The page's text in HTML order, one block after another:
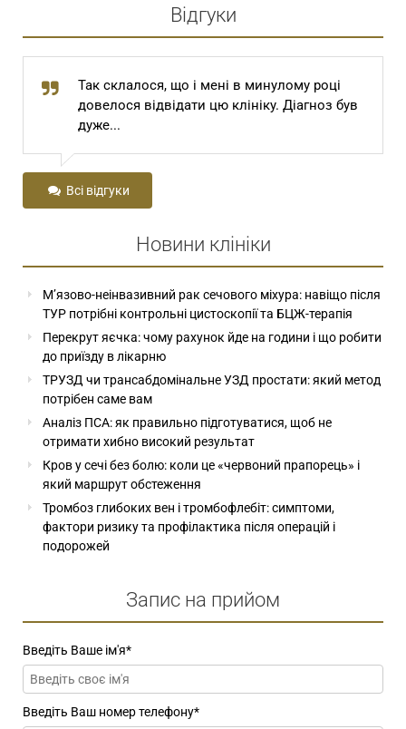
Відгуки
Так склалося, що і мені в минулому році
довелося відвідати цю клініку. Діагноз був
дуже...
Всі відгуки
Новини клініки
М’язово-неінвазивний рак сечового міхура: навіщо після
ТУР потрібні контрольні цистоскопії та БЦЖ-терапія
Перекрут яєчка: чому рахунок йде на години і що робити
до приїзду в лікарню
ТРУЗД чи трансабдомінальне УЗД простати: який метод
потрібен саме вам
Аналіз ПСА: як правильно підготуватися, щоб не
отримати хибно високий результат
Кров у сечі без болю: коли це «червоний прапорець» і
який маршрут обстеження
Тромбоз глибоких вен і тромбофлебіт: симптоми,
фактори ризику та профілактика після операцій і
подорожей
Запис на прийом
Введіть Ваше ім'я*
Введіть Ваш номер телефону*